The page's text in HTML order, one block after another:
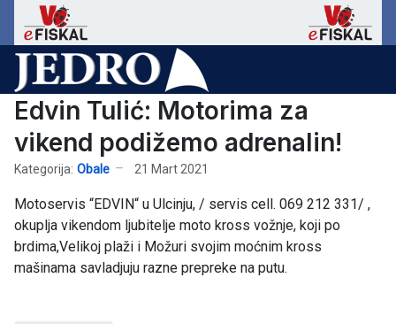
Edvin Tulić: Motorima za
vikend podižemo adrenalin!
Kategorija: Obale 21 Mart 2021
Motoservis “EDVIN“ u Ulcinju, / servis cell. 069 212 331/ ,
okuplja vikendom ljubitelje moto kross vožnje, koji po
brdima,Velikoj plaži i Možuri svojim moćnim kross
mašinama savladjuju razne prepreke na putu.